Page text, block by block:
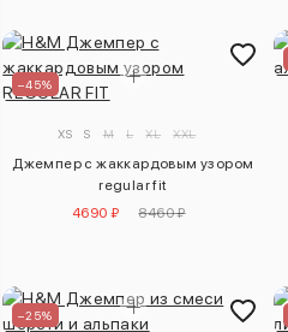
–45%
XS S M L XL XXL
Джемпер с жаккардовым узором
regular fit
4690 ₽
8460 ₽
–25%